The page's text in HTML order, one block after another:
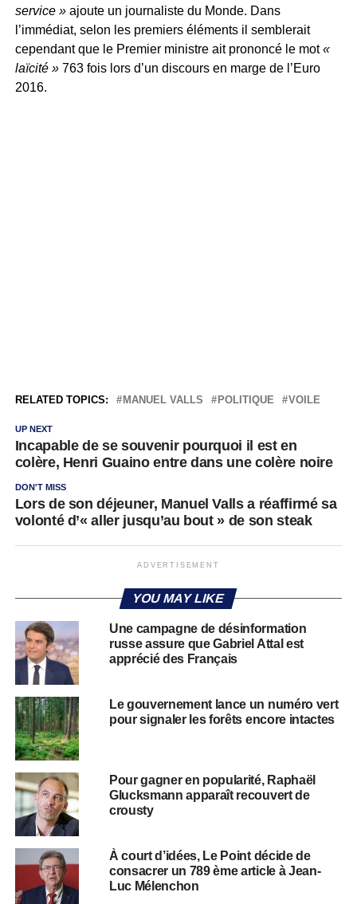
service »ajoute un journaliste du Monde. Dans
l’immédiat, selon les premiers éléments il semblerait
cependant que le Premier ministre ait prononcé le mot«
laïcité »763 fois lors d’un discours en marge de l’Euro
2016.
RELATED TOPICS: MANUEL VALLS POLITIQUE VOILE
UP NEXT
Incapable de se souvenir pourquoi il est en
colère, Henri Guaino entre dans une colère noire
DON'T MISS
Lors de son déjeuner, Manuel Valls a réaffirmé sa
volonté d’« aller jusqu’au bout » de son steak
ADVERTISEMENT
YOU MAY LIKE
Une campagne de désinformation
russe assure que Gabriel Attal est
apprécié des Français
Le gouvernement lance un numéro vert
pour signaler les forêts encore intactes
Pour gagner en popularité, Raphaël
Glucksmann apparaît recouvert de
crousty
À court d’idées, Le Point décide de
consacrer un 789 ème article à Jean-
Luc Mélenchon